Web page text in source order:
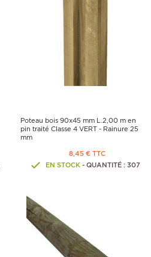
Poteau bois 90x45 mm L.2,00 m en
pin traité Classe 4 VERT - Rainure 25
mm
8,45 € TTC
EN STOCK- QUANTITÉ : 307